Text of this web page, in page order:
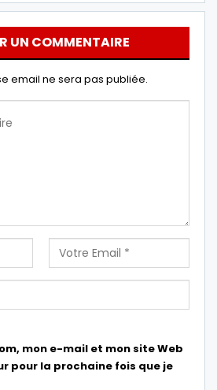
UN COMMENTAIRE
email ne sera pas publiée.
mon e-mail et mon site Web
pour la prochaine fois que je